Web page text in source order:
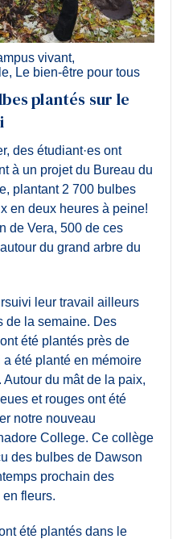
vivant,
, Le bien-être pour tous
plantés sur le
des étudiant·es ont
à un projet du Bureau du
plantant 2 700 bulbes
en deux heures à peine!
de Vera, 500 de ces
du grand arbre du
leur travail ailleurs
de la semaine. Des
été plantés près de
été planté en mémoire
du mât de la paix,
et rouges ont été
notre nouveau
College. Ce collège
des bulbes de Dawson
prochain des
fleurs.
été plantés dans le